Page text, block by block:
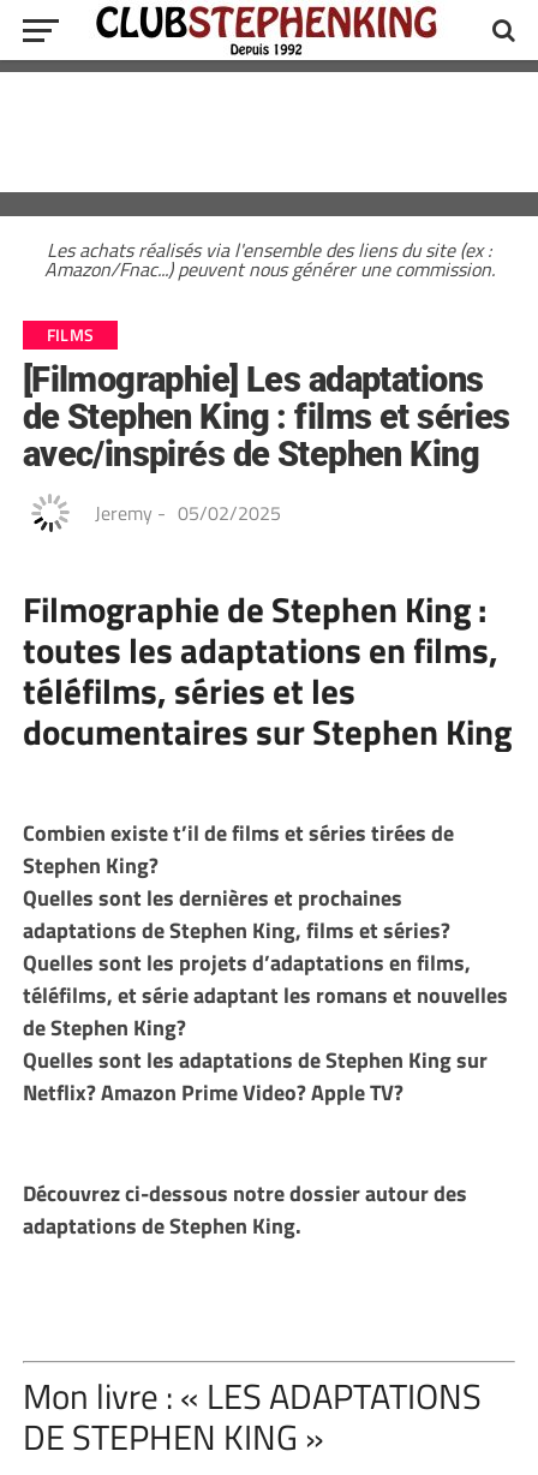
Les achats réalisés via l'ensemble des liens du site (ex :
Amazon/Fnac...) peuvent nous générer une commission.
FILMS
[Filmographie] Les adaptations
de Stephen King : films et séries
avec/inspirés de Stephen King
Jeremy - 05/02/2025
Filmographie de Stephen King :
toutes les adaptations en films,
téléfilms, séries et les
documentaires sur Stephen King
Combien existe t’il de films et séries tirées de
Stephen King?
Quelles sont les dernières et prochaines
adaptations de Stephen King, films et séries?
Quelles sont les projets d’adaptations en films,
téléfilms, et série adaptant les romans et nouvelles
de Stephen King?
Quelles sont les adaptations de Stephen King sur
Netflix? Amazon Prime Video? Apple TV?
Découvrez ci-dessous notre dossier autour des
adaptations de Stephen King.
Mon livre : « LES ADAPTATIONS
DE STEPHEN KING »